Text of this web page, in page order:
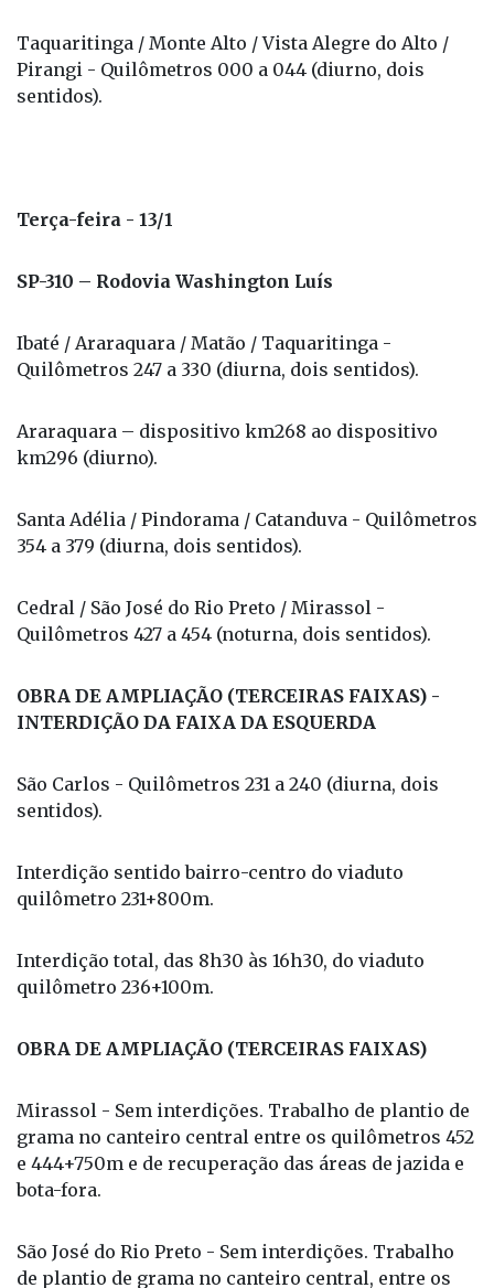
Taquaritinga / Monte Alto / Vista Alegre do Alto /
Pirangi - Quilômetros 000 a 044 (diurno, dois
sentidos).
Terça-feira - 13/1
SP-310 – Rodovia Washington Luís
Ibaté / Araraquara / Matão / Taquaritinga -
Quilômetros 247 a 330 (diurna, dois sentidos).
Araraquara – dispositivo km268 ao dispositivo
km296 (diurno).
Santa Adélia / Pindorama / Catanduva - Quilômetros
354 a 379 (diurna, dois sentidos).
Cedral / São José do Rio Preto / Mirassol -
Quilômetros 427 a 454 (noturna, dois sentidos).
OBRA DE AMPLIAÇÃO (TERCEIRAS FAIXAS) -
INTERDIÇÃO DA FAIXA DA ESQUERDA
São Carlos - Quilômetros 231 a 240 (diurna, dois
sentidos).
Interdição sentido bairro-centro do viaduto
quilômetro 231+800m.
Interdição total, das 8h30 às 16h30, do viaduto
quilômetro 236+100m.
OBRA DE AMPLIAÇÃO (TERCEIRAS FAIXAS)
Mirassol - Sem interdições. Trabalho de plantio de
grama no canteiro central entre os quilômetros 452
e 444+750m e de recuperação das áreas de jazida e
bota-fora.
São José do Rio Preto - Sem interdições. Trabalho
de plantio de grama no canteiro central, entre os